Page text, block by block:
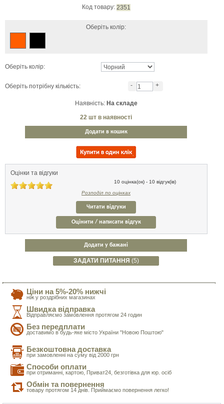
Код товару: 2351
Оберіть колір:
Оберіть колір:
Оберіть потрібну кількість: - +
Наявність: На складе
22 шт в наявності
Додати в кошик
Оцінки та відгуки
10 оцінка(ок) - 10 відгук(ів)
Розподіл по оцінках
Читати відгуки
Оцінити / написати відгук
Додати у бажані
ЗАДАТИ ПИТАННЯ (5)
Ціни на 5%-20% нижчі
ніж у роздрібних магазинах
Швидка відправка
Відправляємо замовлення протягом 24 годин
Без передплати
доставимо в будь-яке місто України "Новою Поштою"
Безкоштовна доставка
при замовленні на суму від 2000 грн
Способи оплати
при отриманні, картою, Приват24, безготівка для юр. осіб
Обмін та повернення
товару протягом 14 днів. Приймаємо повернення легко!